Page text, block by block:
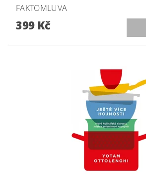
FAKTOMLUVA
399 Kč